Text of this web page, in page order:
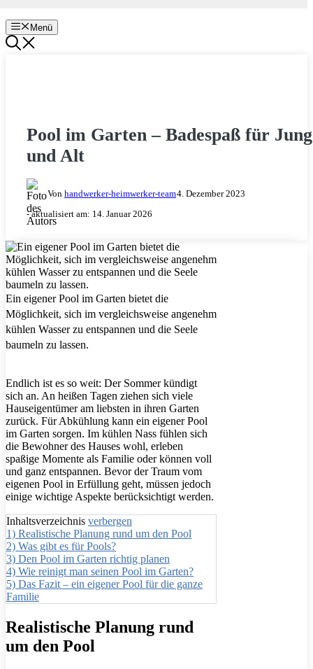
Menü
Pool im Garten – Badespaß für Jung
und Alt
Von handwerker-heimwerker-team4. Dezember 2023
- aktualisiert am: 14. Januar 2026
Ein eigener Pool im Garten bietet die
Möglichkeit, sich im vergleichsweise angenehm
kühlen Wasser zu entspannen und die Seele
baumeln zu lassen.
Endlich ist es so weit: Der Sommer kündigt
sich an. An heißen Tagen ziehen sich viele
Hauseigentümer am liebsten in ihren Garten
zurück. Für Abkühlung kann ein eigener Pool
im Garten sorgen. Im kühlen Nass fühlen sich
die Bewohner des Hauses wohl, erleben
spaßige Momente als Familie oder können voll
und ganz entspannen. Bevor der Traum vom
eigenen Pool in Erfüllung geht, müssen jedoch
einige wichtige Aspekte berücksichtigt werden.
Inhaltsverzeichnis verbergen
1) Realistische Planung rund um den Pool
2) Was gibt es für Pools?
3) Den Pool im Garten richtig planen
4) Wie reinigt man seinen Pool im Garten?
5) Das Fazit – ein eigener Pool für die ganze
Familie
Realistische Planung rund
um den Pool